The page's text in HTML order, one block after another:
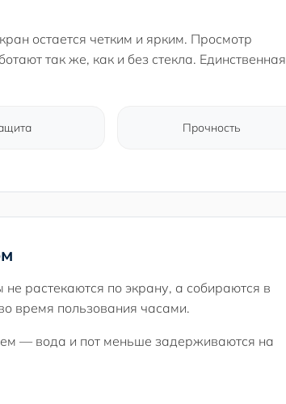
остается четким и ярким. Просмотр
так же, как и без стекла. Единственная
Прочность
растекаются по экрану, а собираются в
время пользования часами.
— вода и пот меньше задерживаются на